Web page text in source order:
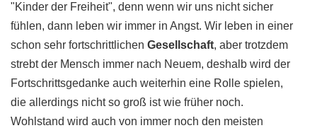
"Kinder der Freiheit", denn wenn wir uns nicht sicher
fühlen, dann leben wir immer in Angst. Wir leben in einer
schon sehr fortschrittlichen Gesellschaft, aber trotzdem
strebt der Mensch immer nach Neuem, deshalb wird der
Fortschrittsgedanke auch weiterhin eine Rolle spielen,
die allerdings nicht so groß ist wie früher noch.
Wohlstand wird auch von immer noch den meisten